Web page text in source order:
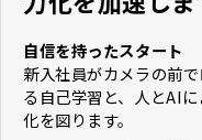
自信を持ったスタート
新入社員がカメラの前
る自己学習と、人とAI
化を図ります。